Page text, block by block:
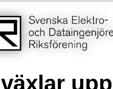
upp